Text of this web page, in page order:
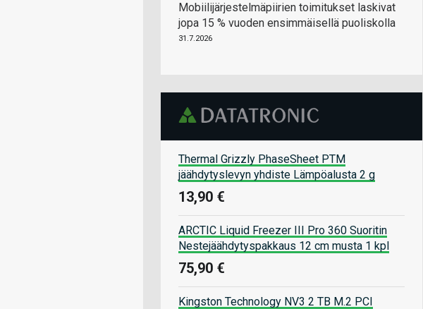
Mobiilijärjestelmäpiirien toimitukset laskivat
jopa 15 % vuoden ensimmäisellä puoliskolla
31.7.2026
Thermal Grizzly PhaseSheet PTM
jäähdytyslevyn yhdiste Lämpöalusta 2 g
13,90 €
ARCTIC Liquid Freezer III Pro 360 Suoritin
Nestejäähdytyspakkaus 12 cm musta 1 kpl
75,90 €
Kingston Technology NV3 2 TB M.2 PCI